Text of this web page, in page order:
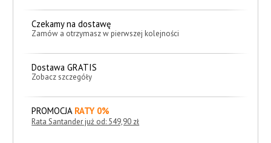
Czekamy na dostawę
Zamów a otrzymasz w pierwszej kolejności
Dostawa GRATIS
Zobacz szczegóły
PROMOCJA RATY 0%
Rata Santander już od: 549,90 zł